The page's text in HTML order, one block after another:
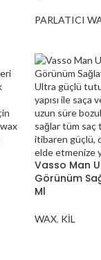
PARLATICI
Vasso Man
Görünüm
Ml
WAX, KİL